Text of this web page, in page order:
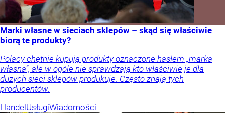
Marki własne w sieciach sklepów – skąd się właściwie
biorą te produkty?
Polacy chętnie kupują produkty oznaczone hasłem „marka
własna”, ale w ogóle nie sprawdzają kto właściwie je dla
dużych sieci sklepów produkuje. Często znają tych
producentów.
HandelUsługiWiadomości